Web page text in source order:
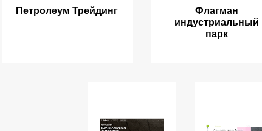
Петролеум Трейдинг
Флагман
индустриальный
парк